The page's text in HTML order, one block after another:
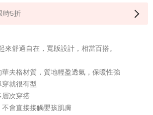
時5折
來舒適自在，寬版設計，相當百搭。
夫格材質，質地輕盈透氣，保暖性強
就很有型
次穿搭
會直接接觸嬰孩肌膚